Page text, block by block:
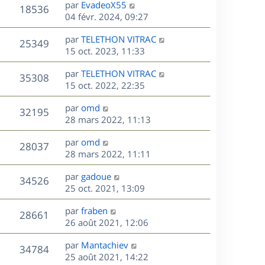
e
s
n
i
e
r
m
e
s
s
a
g
e
18536V
u
s
D
e
r
n
i
e
r
m
e
s
s
a
g
e
par EvadeoX55
04 févr. 2024, 09:27
25349V
u
e
D
e
r
n
i
e
r
m
e
s
s
a
g
e
par TELETHON VITRAC
15 oct. 2023, 11:33
35308V
u
s
D
e
r
n
i
e
r
m
e
s
s
a
g
e
par TELETHON VITRAC
15 oct. 2022, 22:35
32195V
u
D
e
r
n
i
e
r
m
e
s
s
a
g
e
par omd
28 mars 2022, 11:13
28037V
u
e
D
e
r
n
i
e
r
m
e
s
s
par omd
28 mars 2022, 11:11
34526V
u
D
e
r
n
i
e
r
m
par gadoue
25 oct. 2021, 13:09
28661
u
D
e
r
n
i
par fraben
26 août 2021, 12:06
34784V
D
e
par Mantachiev
25 août 2021, 14:22